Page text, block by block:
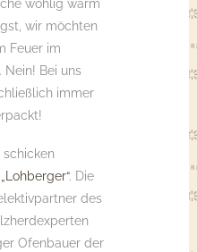
wohlig warm
wir möchten
Feuer im
Nein! Bei uns
immer
. Die
des
Ofenbauer der